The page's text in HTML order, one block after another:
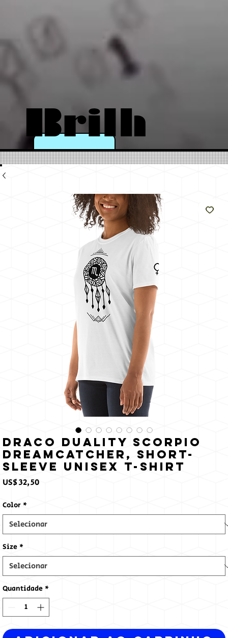
Brilh
e
como
o sol
Draco Duality Scorpio
Dreamcatcher, Short-
Sleeve Unisex T-Shirt
US$ 32,50Preço
Color *
Size *
Quantidade *